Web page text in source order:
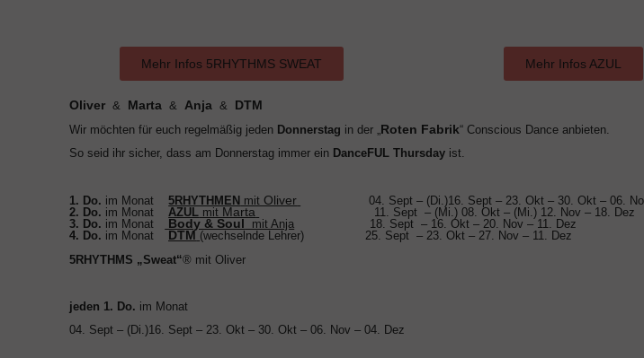
Mehr Infos 5RHYTHMS SWEAT Mehr Infos AZUL
Oliver & Marta &Anja & DTM
Wir möchten für euch regelmäßig jeden Donnerstag in der „Roten Fabrik“ Conscious Dance anbieten.
So seid ihr sicher, dass am Donnerstag immer ein DanceFUL Thursday ist.
1. Do. im Monat5RHYTHMEN mitOliver 04. Sept – (Di.)16. Sept– 23. Okt– 30. Okt – 06.
2. Do. im MonatAZUL mit Marta
11. Sept – (Mi.) 08. Okt – (Mi.) 12. Nov – 18. Dez
3. Do. im Monat Body & Soul mit Anja
18. Sept – 16. Okt – 20. Nov – 11. Dez
4. Do. im Monat DTM (wechselnde Lehrer) 25. Sept – 23. Okt – 27. Nov – 11. Dez
5RHYTHMS „Sweat“® mit Oliver
jeden 1. Do. im Monat
04. Sept – (Di.)16. Sept– 23. Okt– 30. Okt – 06. Nov – 04. Dez